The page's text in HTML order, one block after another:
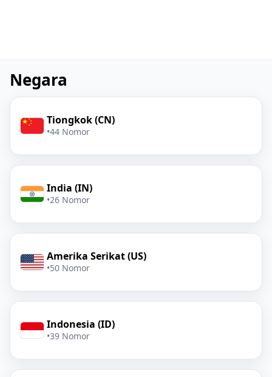
Negara
Tiongkok (CN)
•44 Nomor
India (IN)
•26 Nomor
Amerika Serikat (US)
•50 Nomor
Indonesia (ID)
•39 Nomor